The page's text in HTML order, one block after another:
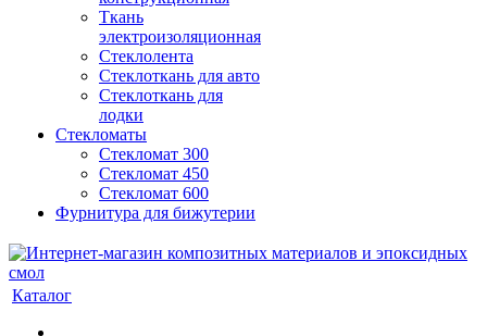
Ткань
электроизоляционная
Стеклолента
Стеклоткань для авто
Стеклоткань для
лодки
Стекломаты
Стекломат 300
Стекломат 450
Стекломат 600
Фурнитура для бижутерии
Каталог